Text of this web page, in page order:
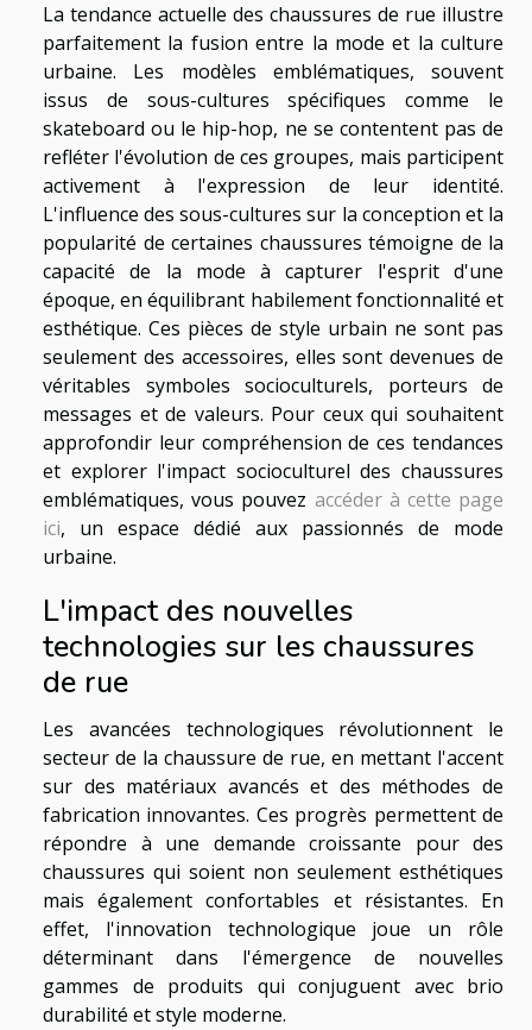
La tendance actuelle des chaussures de rue illustre
parfaitement la fusion entre la mode et la culture
urbaine. Les modèles emblématiques, souvent
issus de sous-cultures spécifiques comme le
skateboard ou le hip-hop, ne se contentent pas de
refléter l'évolution de ces groupes, mais participent
activement à l'expression de leur identité.
L'influence des sous-cultures sur la conception et la
popularité de certaines chaussures témoigne de la
capacité de la mode à capturer l'esprit d'une
époque, en équilibrant habilement fonctionnalité et
esthétique. Ces pièces de style urbain ne sont pas
seulement des accessoires, elles sont devenues de
véritables symboles socioculturels, porteurs de
messages et de valeurs. Pour ceux qui souhaitent
approfondir leur compréhension de ces tendances
et explorer l'impact socioculturel des chaussures
emblématiques, vous pouvez accéder à cette page
ici, un espace dédié aux passionnés de mode
urbaine.
L'impact des nouvelles
technologies sur les chaussures
de rue
Les avancées technologiques révolutionnent le
secteur de la chaussure de rue, en mettant l'accent
sur des matériaux avancés et des méthodes de
fabrication innovantes. Ces progrès permettent de
répondre à une demande croissante pour des
chaussures qui soient non seulement esthétiques
mais également confortables et résistantes. En
effet, l'innovation technologique joue un rôle
déterminant dans l'émergence de nouvelles
gammes de produits qui conjuguent avec brio
durabilité et style moderne.